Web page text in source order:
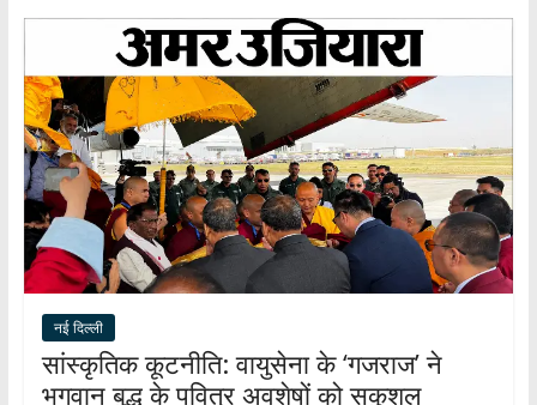
A
p
p
o
o
k
a
m
dI
n
नई दिल्ली
सांस्कृतिक कूटनीति: वायुसेना के ‘गजराज’ ने
भगवान बुद्ध के पवित्र अवशेषों को सकुशल